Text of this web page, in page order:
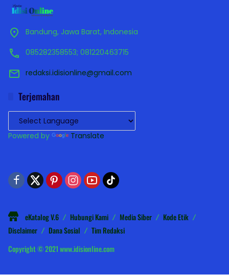
Bandung, Jawa Barat, Indonesia
085282358553; 081220463715
redaksi.idisionline@gmail.com
Terjemahan
Powered by Translate
eKatalog V.6 Hubungi Kami Media Siber
Kode Etik
Disclaimer
Dana Sosial
Tim Redaksi
Copyright © 2021 www.idisionline.com